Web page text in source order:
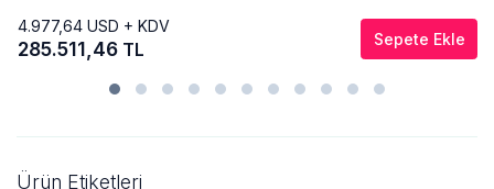
4.977,64 USD + KDV
285.511,46 TL Sepete Ekle
Ürün Etiketleri